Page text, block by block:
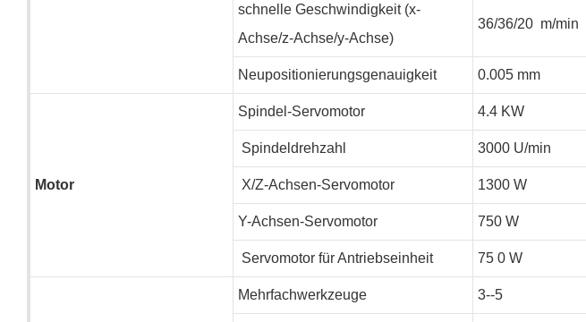
schnelle Geschwindigkeit (x-
Achse/z-Achse/y-Achse)
36/36/20 m/min
Neupositionierungsgenauigkeit 0.005 mm
Motor
Spindel-Servomotor 4.4 KW
Spindeldrehzahl 3000 U/min
X/Z-Achsen-Servomotor 1300 W
Y-Achsen-Servomotor 750 W
Servomotor für Antriebseinheit 75 0 W
Mehrfachwerkzeuge 3--5